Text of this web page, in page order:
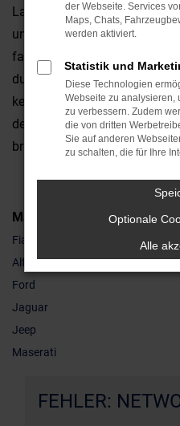
Laune auswählen und
und welche Lackierung Sie
fahren Sie fortan mit einem
durch Cham und gehen
keinerlei Kompromiss ein.
dem neuesten Stand und
brauchen Sie keinerlei
Marken
Fiat
Alfa Romeo
Ford
Jaguar
Jeep
Maserati
FEHLER:
der Webseite. Services
Maps, Chats,
werden aktiviert.
Statistik und
Diese Technologien
Webseite zu analysieren,
zu verbessern. Zudem
die von dritten
Sie auf anderen
zu schalten, die für Ihre
Optionale
Alle